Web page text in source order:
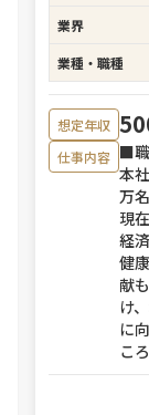
業界
業種・職種
想定年収
仕事内容 ■
本
万
現
経
健
献
け
に
こ